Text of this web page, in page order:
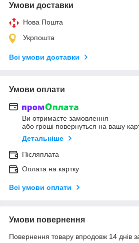
Умови доставки
Нова Пошта
Укрпошта
Всі умови доставки
Умови оплати
Ви отримаєте замовлення
або гроші повернуться на вашу
Детальніше
Післяплата
Оплата на картку
Всі умови оплати
Умови повернення
Повернення товару впродовж 14 днів